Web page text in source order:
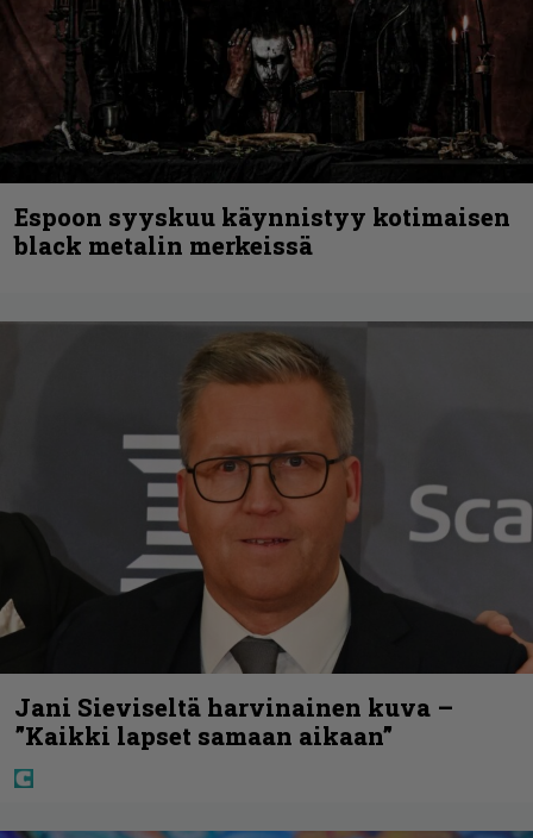
Espoon syyskuu käynnistyy kotimaisen
black metalin merkeissä
Jani Sieviseltä harvinainen kuva –
”Kaikki lapset samaan aikaan”